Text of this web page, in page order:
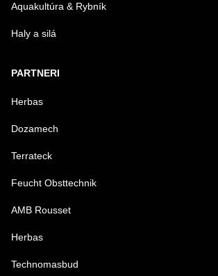
Aquakultúra & Rybník
Haly a silá
PARTNERI
Herbas
Dozamech
Terrateck
Feucht Obsttechnik
AMB Rousset
Herbas
Technomasbud